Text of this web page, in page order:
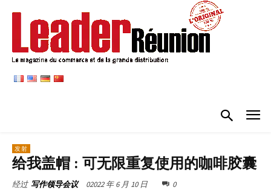
发射
给我盖帽 : 可无限重复使用的咖啡胶囊
经过 写作领导会议 02022 年 6 月 10 日 0